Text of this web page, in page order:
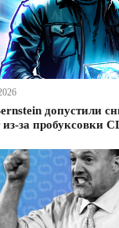
допустили
за пробуксовки